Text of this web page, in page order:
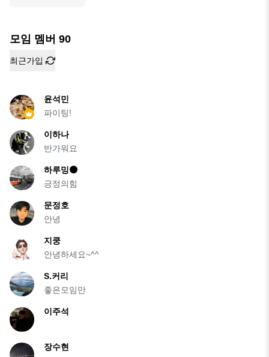
모임 멤버 90
최근가입
윤석민
파이팅!
이하나
반가워요
하루밍🌑
긍정의힘
문정호
안녕
지쿵
안녕하세요~^^
S.커리
좋은모임만
이주석
장수현